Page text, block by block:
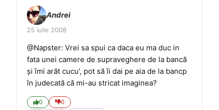
Andrei
25 iulie 2008
@Napster: Vrei sa spui ca daca eu ma duc in
fata unei camere de supraveghere de la bancă
şi îmi arăt cucu’, pot să îi dai pe aia de la bancp
în judecată că mi-au stricat imaginea?
0 0